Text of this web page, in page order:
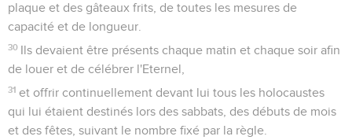
plaque et des gâteaux frits, de toutes les mesures de
capacité et de longueur.
30 Ils devaient être présents chaque matin et chaque soir afin
de louer et de célébrer l'Eternel,
31 et offrir continuellement devant lui tous les holocaustes
qui lui étaient destinés lors des sabbats, des débuts de mois
et des fêtes, suivant le nombre fixé par la règle.